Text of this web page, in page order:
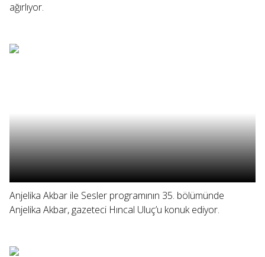
ağırlıyor.
Anjelika Akbar ile Sesler programının 35. bölümünde
Anjelika Akbar, gazeteci Hıncal Uluç’u konuk ediyor.